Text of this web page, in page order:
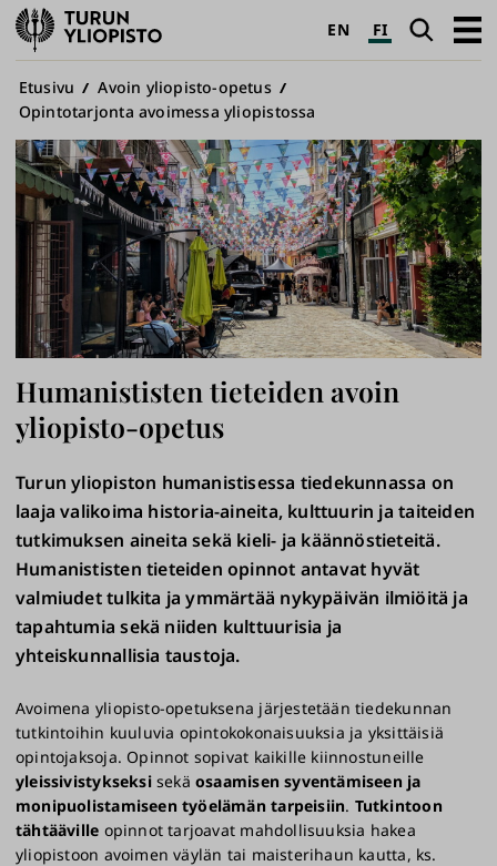
Turun
yliopisto
EN FI Haku
Avaa
Murupolku
Etusivu
Avoin yliopisto-opetus
Opintotarjonta avoimessa yliopistossa
Humanististen tieteiden avoin
yliopisto-opetus
Turun yliopiston humanistisessa tiedekunnassa on
laaja valikoima historia-aineita, kulttuurin ja taiteiden
tutkimuksen aineita sekä kieli- ja käännöstieteitä.
Humanististen tieteiden opinnot antavat hyvät
valmiudet tulkita ja ymmärtää nykypäivän ilmiöitä ja
tapahtumia sekä niiden kulttuurisia ja
yhteiskunnallisia taustoja.
Avoimena yliopisto-opetuksena järjestetään tiedekunnan
tutkintoihin kuuluvia opintokokonaisuuksia ja yksittäisiä
opintojaksoja. Opinnot sopivat kaikille kiinnostuneille
yleissivistykseksisekäosaamisen syventämiseen ja
monipuolistamiseen työelämän tarpeisiin. Tutkintoon
tähtääville opinnot tarjoavat mahdollisuuksia hakea
yliopistoon avoimen väylän tai maisterihaun kautta, ks.